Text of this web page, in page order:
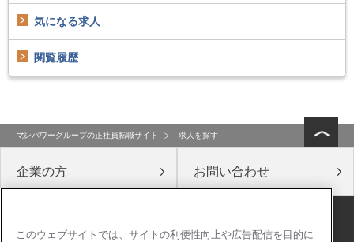
気になる求人
閲覧履歴
マンパワーグループの正社員転職サイト 求人を探す
企業の方 お問い合わせ
公式ソーシャルメディア
このウェブサイトでは、サイトの利便性向上や広告配信を目的に